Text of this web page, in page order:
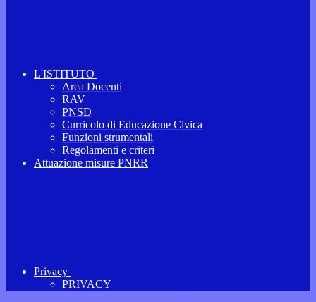
L'ISTITUTO
Area Docenti
RAV
PNSD
Curricolo di Educazione Civica
Funzioni strumentali
Regolamenti e criteri
Attuazione misure PNRR
Privacy
PRIVACY